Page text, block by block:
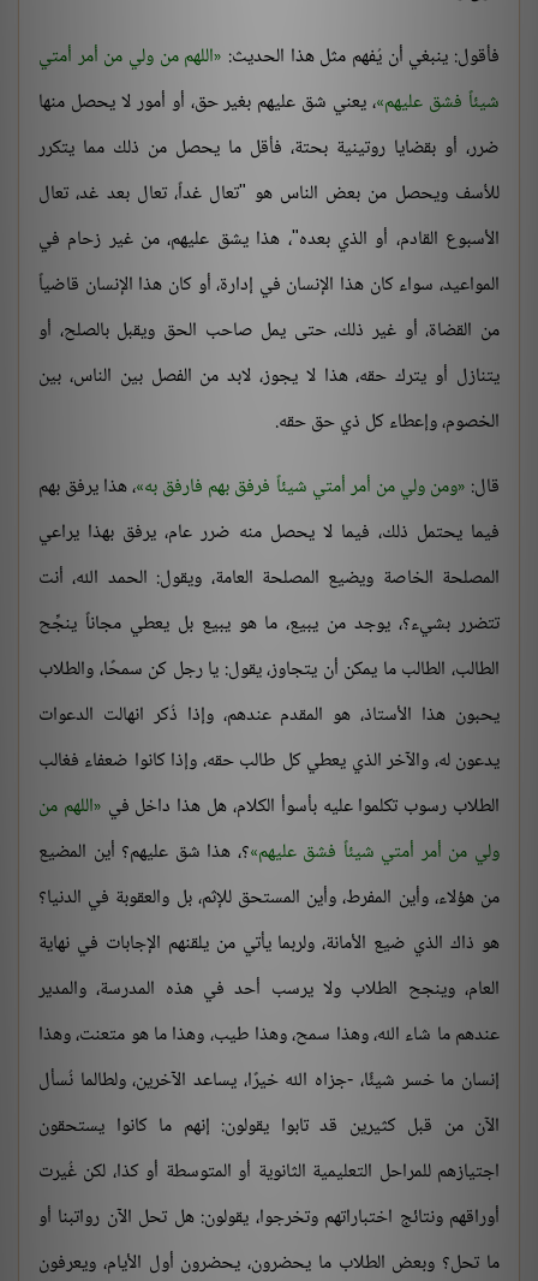
فأقول: ينبغي أن يُفهم مثل هذا الحديث: اللهم من ولي من أمر أمتي
شيئاً فشق عليهم ، يعني شق عليهم بغير حق، أو أمور لا يحصل منها
ضرر، أو بقضايا روتينية بحتة، فأقل ما يحصل من ذلك مما يتكرر
للأسف ويحصل من بعض الناس هو "تعال غداً، تعال بعد غد، تعال
الأسبوع القادم، أو الذي بعده"، هذا يشق عليهم، من غير زحام في
المواعيد، سواء كان هذا الإنسان في إدارة، أو كان هذا الإنسان قاضياً
من القضاة، أو غير ذلك، حتى يمل صاحب الحق ويقبل بالصلح، أو
يتنازل أو يترك حقه، هذا لا يجوز، لابد من الفصل بين الناس، بين
الخصوم، وإعطاء كل ذي حق حقه.
قال: ومن ولي من أمر أمتي شيئاً فرفق بهم فارفق به ، هذا يرفق بهم
فيما يحتمل ذلك، فيما لا يحصل منه ضرر عام، يرفق بهذا يراعي
المصلحة الخاصة ويضيع المصلحة العامة، ويقول: الحمد الله، أنت
تتضرر بشيء؟، يوجد من يبيع، ما هو يبيع بل يعطي مجاناً ينجِّح
الطالب، الطالب ما يمكن أن يتجاوز، يقول: يا رجل كن سمحًا، والطلاب
يحبون هذا الأستاذ، هو المقدم عندهم، وإذا ذُكر انهالت الدعوات
يدعون له، والآخر الذي يعطي كل طالب حقه، وإذا كانوا ضعفاء فغالب
الطلاب رسوب تكلموا عليه بأسوأ الكلام، هل هذا داخل في اللهم من
ولي من أمر أمتي شيئاً فشق عليهم ؟، هذا شق عليهم؟ أين المضيع
من هؤلاء، وأين المفرط، وأين المستحق للإثم، بل والعقوبة في الدنيا؟
هو ذاك الذي ضيع الأمانة، ولربما يأتي من يلقنهم الإجابات في نهاية
العام، وينجح الطلاب ولا يرسب أحد في هذه المدرسة، والمدير
عندهم ما شاء الله، وهذا سمح، وهذا طيب، وهذا ما هو متعنت، وهذا
إنسان ما خسر شيئًا، -جزاه الله خيرًا، يساعد الآخرين، ولطالما نُسأل
الآن من قبل كثيرين قد تابوا يقولون: إنهم ما كانوا يستحقون
اجتيازهم للمراحل التعليمية الثانوية أو المتوسطة أو كذا، لكن غُيرت
أوراقهم ونتائج اختباراتهم وتخرجوا، يقولون: هل تحل الآن رواتبنا أو
ما تحل؟ وبعض الطلاب ما يحضرون، يحضرون أول الأيام، ويعرفون